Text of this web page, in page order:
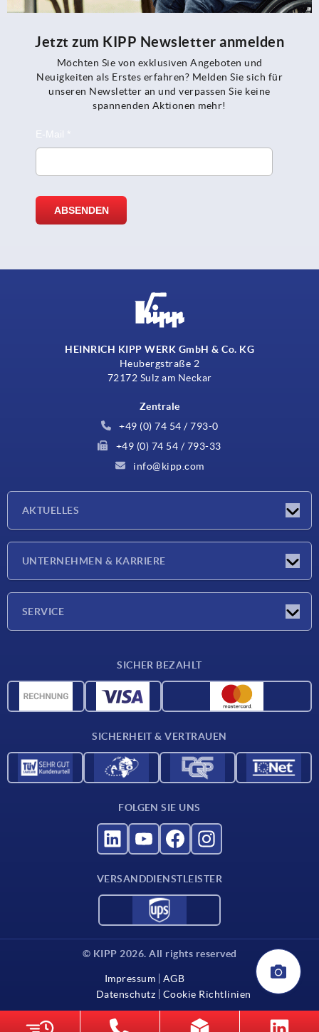
Jetzt zum KIPP Newsletter anmelden
Möchten Sie von exklusiven Angeboten und
Neuigkeiten als Erstes erfahren? Melden Sie sich für
unseren Newsletter an und verpassen Sie keine
spannenden Aktionen mehr!
HEINRICH KIPP WERK GmbH & Co. KG
Heubergstraße 2
72172 Sulz am Neckar
Zentrale
+49 (0) 74 54 / 793-0
+49 (0) 74 54 / 793-33
info@kipp.com
AKTUELLES
Presseberichte
UNTERNEHMEN & KARRIERE
SERVICE
Werkstoffübersicht
SICHER BEZAHLT
SICHERHEIT & VERTRAUEN
FOLGEN SIE UNS
VERSANDDIENSTLEISTER
© KIPP 2026. All rights reserved
Impressum
AGB
Datenschutz
Cookie Richtlinien